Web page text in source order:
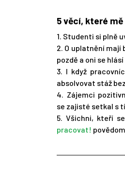
5 věcí, které
1. Studenti si plně
2. O uplatnění mají
pozdě a oni se
3. I když
absolvovat stáž
4. Zájemci
se zajisté setkal s
5. Všichni, kteří
pracovat!